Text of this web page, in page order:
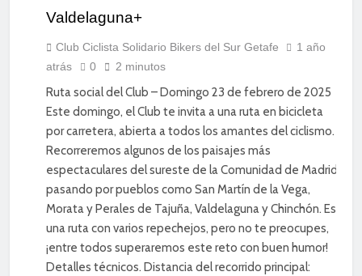
DEPORTE
DIVERSIÓN
SOCIAL
Valdelaguna+
Club Ciclista Solidario Bikers del Sur Getafe
1 año
atrás
0 2 minutos
Ruta social del Club – Domingo 23 de febrero de 2025
Este domingo, el Club te invita a una ruta en bicicleta
por carretera, abierta a todos los amantes del ciclismo.
Recorreremos algunos de los paisajes más
espectaculares del sureste de la Comunidad de Madrid,
pasando por pueblos como San Martín de la Vega,
Morata y Perales de Tajuña, Valdelaguna y Chinchón. Es
una ruta con varios repechejos, pero no te preocupes,
¡entre todos superaremos este reto con buen humor!
Detalles técnicos. Distancia del recorrido principal: